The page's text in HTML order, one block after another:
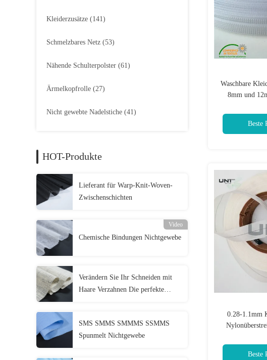
Kleiderzusätze (141)
Schmelzbares Netz (53)
Nähende Schulterpolster (61)
Ärmelkopfrolle (27)
Nicht gewebte Nadelstiche (41)
HOT-Produkte
Lieferant für Warp-Knit-Woven-
Zwischenschichten
Video
Chemische Bindungen Nichtgewebe
Verändern Sie Ihr Schneiden mit
Haare Verzahnen Die perfekte
SMS SMMS SMMMS SSMMS
Spunmelt Nichtgewebe
Waschbare
8mm und
Beste
0.28-1.1mm
Beste